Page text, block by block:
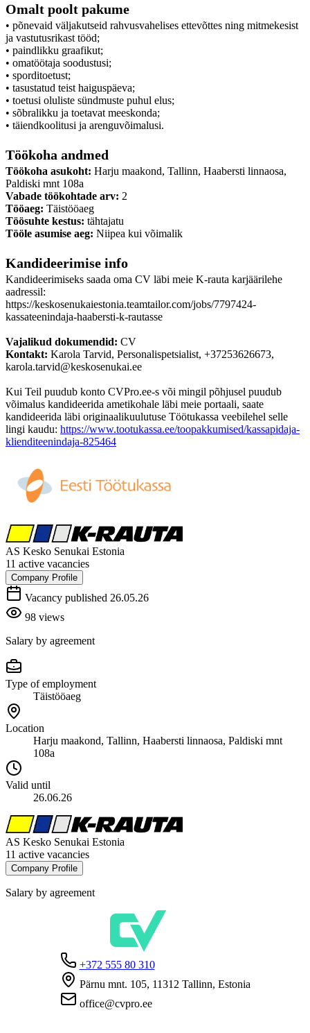
Omalt poolt pakume
• põnevaid väljakutseid rahvusvahelises ettevõttes ning mitmekesist
ja vastutusrikast tööd;
• paindlikku graafikut;
• omatöötaja soodustusi;
• sporditoetust;
• tasustatud teist haiguspäeva;
• toetusi oluliste sündmuste puhul elus;
• sõbralikku ja toetavat meeskonda;
• täiendkoolitusi ja arenguvõimalusi.
Töökoha andmed
Töökoha asukoht: Harju maakond, Tallinn, Haabersti linnaosa,
Paldiski mnt 108a
Vabade töökohtade arv: 2
Tööaeg: Täistööaeg
Töösuhte kestus: tähtajatu
Tööle asumise aeg: Niipea kui võimalik
Kandideerimise info
Kandideerimiseks saada oma CV läbi meie K-rauta karjäärilehe
aadressil:
https://keskosenukaiestonia.teamtailor.com/jobs/7797424-
kassateenindaja-haabersti-k-rautasse
Vajalikud dokumendid: CV
Kontakt: Karola Tarvid, Personalispetsialist, +37253626673,
karola.tarvid@keskosenukai.ee
Kui Teil puudub konto CVPro.ee-s või mingil põhjusel puudub
võimalus kandideerida ametikohale läbi meie portaali, saate
kandideerida läbi originaalikuulutuse Töötukassa veebilehel selle
lingi kaudu: https://www.tootukassa.ee/toopakkumised/kassapidaja-
klienditeenindaja-825464
AS Kesko Senukai Estonia
11 active vacancies
Company Profile
Vacancy published 26.05.26
98 views
Salary by agreement
Type of employment
Täistööaeg
Location
Harju maakond, Tallinn, Haabersti linnaosa, Paldiski mnt
108a
Valid until
26.06.26
AS Kesko Senukai Estonia
11 active vacancies
Company Profile
Salary by agreement
+372 555 80 310
Pärnu mnt. 105, 11312 Tallinn, Estonia
office@cvpro.ee